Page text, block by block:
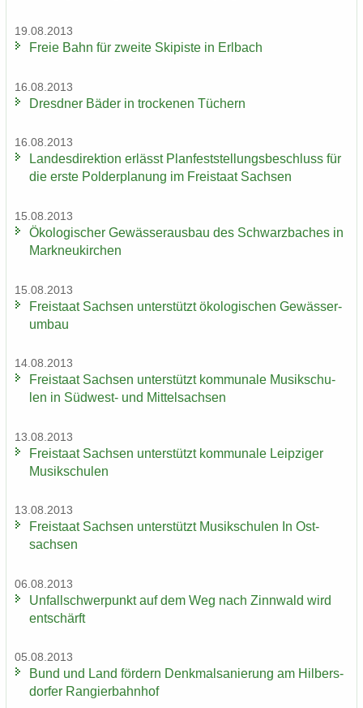
19.08.2013
Freie Bahn für zwei­te Ski­pis­te in Erl­bach
16.08.2013
Dresd­ner Bäder in tro­cke­nen Tü­chern
16.08.2013
Lan­des­di­rek­ti­on er­lässt Plan­fest­stel­lungs­be­schluss für
die erste Pol­der­pla­nung im Frei­staat Sach­sen
15.08.2013
Öko­lo­gi­scher Ge­wäs­ser­aus­bau des Schwarz­ba­ches in
Mark­neu­kir­chen
15.08.2013
Frei­staat Sach­sen un­ter­stützt öko­lo­gi­schen Ge­wäs­ser­
um­bau
14.08.2013
Frei­staat Sach­sen un­ter­stützt kom­mu­na­le Mu­sik­schu­
len in Südwest-​ und Mit­tel­sach­sen
13.08.2013
Frei­staat Sach­sen un­ter­stützt kom­mu­na­le Leip­zi­ger
Mu­sik­schu­len
13.08.2013
Frei­staat Sach­sen un­ter­stützt Mu­sik­schu­len In Ost­
sach­sen
06.08.2013
Un­fall­schwer­punkt auf dem Weg nach Zinn­wald wird
ent­schärft
05.08.2013
Bund und Land för­dern Denk­mal­sa­nie­rung am Hil­bers­
dor­fer Ran­gier­bahn­hof